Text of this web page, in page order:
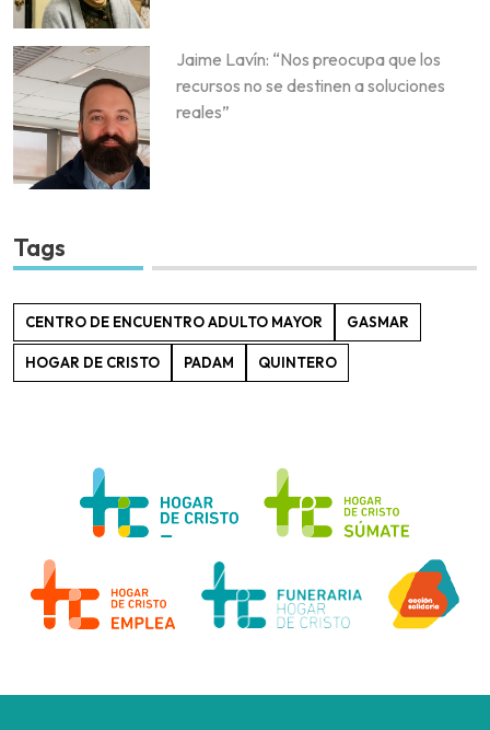
Jaime Lavín: “Nos preocupa que los
recursos no se destinen a soluciones
reales”
Tags
CENTRO DE ENCUENTRO ADULTO MAYOR GASMAR
HOGAR DE CRISTO PADAM QUINTERO